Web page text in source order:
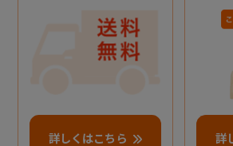
詳しくはこちら 詳